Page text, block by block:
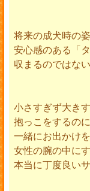
将来の成犬時の姿
安心感のある「
収まるのではな
小さすぎず大きす
抱っこをするの
一緒にお出かけ
女性の腕の中に
本当に丁度良い